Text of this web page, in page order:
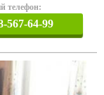
телефон:
567-64-99